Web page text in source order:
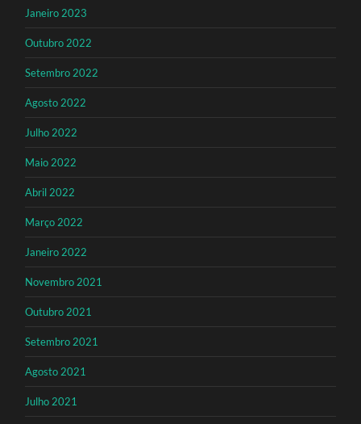
Janeiro 2023
Outubro 2022
Setembro 2022
Agosto 2022
Julho 2022
Maio 2022
Abril 2022
Março 2022
Janeiro 2022
Novembro 2021
Outubro 2021
Setembro 2021
Agosto 2021
Julho 2021